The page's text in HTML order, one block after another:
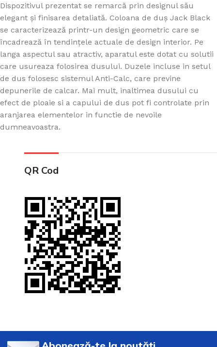
Dispozitivul prezentat se remarcă prin designul său
elegant și finisarea detaliată. Coloana de duș Jack Black
se caracterizează printr-un design geometric care se
încadrează în tendințele actuale de design interior. Pe
langa aspectul sau atractiv, aparatul este dotat cu solutii
care usureaza folosirea dusului. Duzele incluse in setul
de dus folosesc sistemul Anti-Calc, care previne
depunerile de calcar. Mai mult, inaltimea dusului cu
efect de ploaie si a capului de dus pot fi controlate prin
aranjarea elementelor in functie de nevoile
dumneavoastra.
QR Cod